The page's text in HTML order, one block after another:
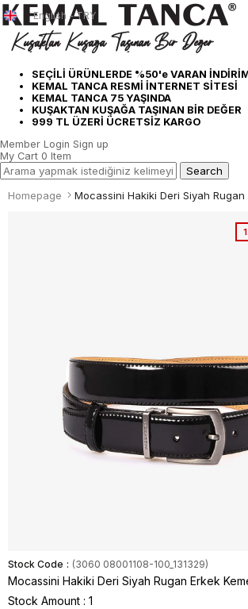
SEÇİLİ ÜRÜNLERDE %50'e VARAN
KEMAL TANCA RESMİ İNTERNET SİTESİ
KEMAL TANCA 75 YAŞINDA
KUŞAKTAN KUŞAĞA TAŞINAN BİR DEĞER
999 TL ÜZERİ ÜCRETSİZ KARGO
English - TRY
Member Login Sign up
My Cart 0 Item
Homepage
Stock Code (3060 08001108-100_131329)
Mocassini Hakiki Deri Siyah Rugan Erkek
Stock Amount : 1